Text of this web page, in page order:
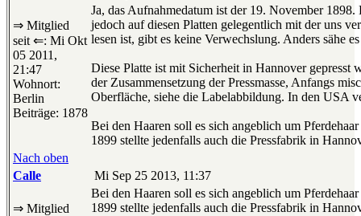
⇒ Mitglied
seit ⇐: Mi Okt
05 2011,
21:47
Wohnort:
Berlin
Beiträge: 1878
Ja, das Aufnahmedatum ist der 19. November
jedoch auf diesen Platten gelegentlich mit der uns
lesen ist, gibt es keine Verwechslung. Anders sähe
Diese Platte ist mit Sicherheit in Hannover
der Zusammensetzung der Pressmasse, Anfangs
Oberfläche, siehe die Labelabbildung. In den USA
Bei den Haaren soll es sich angeblich um
1899 stellte jedenfalls auch die Pressfabrik in
Nach oben
Calle
Mi Sep 25 2013, 11:37
⇒ Mitglied
Bei den Haaren soll es sich angeblich um
1899 stellte jedenfalls auch die Pressfabrik in